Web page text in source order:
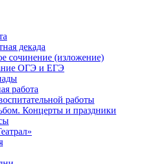
декада
сочинение (изложение)
ОГЭ и ЕГЭ
работа
работы
Концерты и праздники